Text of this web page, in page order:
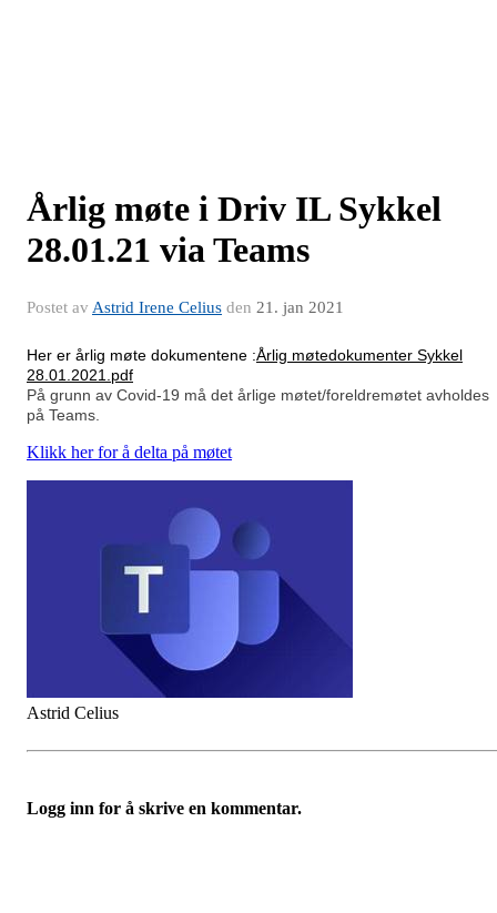
Årlig møte i Driv IL Sykkel
28.01.21 via Teams
Postet av Astrid Irene Celius den 21. jan 2021
Her er årlig møte dokumentene :Årlig møtedokumenter Sykkel
28.01.2021.pdf
På grunn av Covid-19 må det årlige møtet/foreldremøtet avholdes
på Teams.
Klikk her for å delta på møtet
Astrid Celius
Logg inn for å skrive en kommentar.